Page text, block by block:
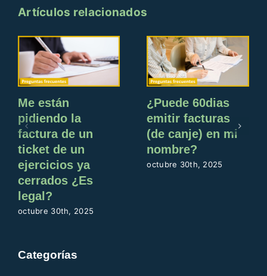
Categorías
Artículos relacionados
Me están
pidiendo la
factura de un
ticket de un
ejercicios ya
cerrados ¿Es
legal?
octubre 30th, 2025
¿Puede 60dias
emitir facturas
(de canje) en mi
nombre?
octubre 30th, 2025